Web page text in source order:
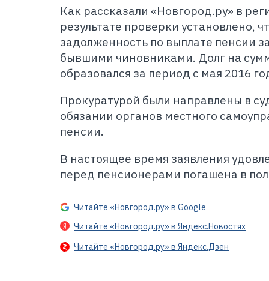
Как рассказали «Новгород.ру» в
результате проверки установлено,
задолженность по выплате пенсии
бывшими чиновниками. Долг на
образовался за период с мая 2016
Прокуратурой были направлены в
обязании органов местного
пенсии.
В настоящее время заявления
перед пенсионерами погашена в
Читайте «Новгород.ру» в Google
Читайте «Новгород.ру» в Яндекс.Новостях
Читайте «Новгород.ру» в Яндекс.Дзен